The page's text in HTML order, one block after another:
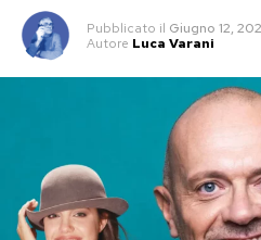
Pubblicato il Giugno 12,
Autore Luca Varani